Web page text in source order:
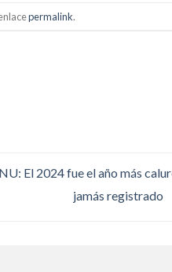
permalink.
El 2024 fue el año más
jamás registrado